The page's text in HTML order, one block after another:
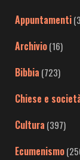
Appuntamenti
Archivio(16)
Bibbia (723)
Chiese e
Cultura (397)
Ecumenismo